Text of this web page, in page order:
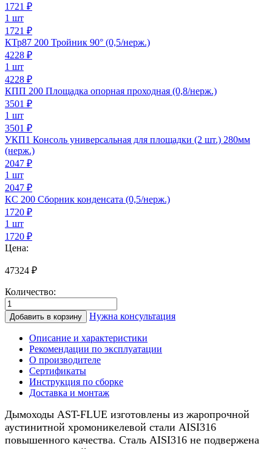
1721 ₽
1 шт
1721 ₽
КТр87 200 Тройник 90° (0,5/нерж.)
4228 ₽
1 шт
4228 ₽
КПП 200 Площадка опорная проходная (0,8/нерж.)
3501 ₽
1 шт
3501 ₽
УКП1 Консоль универсальная для площадки (2 шт.) 280мм
(нерж.)
2047 ₽
1 шт
2047 ₽
КС 200 Сборник конденсата (0,5/нерж.)
1720 ₽
1 шт
1720 ₽
Цена:
47324 ₽
Количество:
Количество
товара
Дымоход
газового
котла
нерж.,
200/250мм,
Добавить в корзину Нужна консультация
Описание и характеристики
Рекомендации по эксплуатации
О производителе
Сертификаты
Инструкция по сборке
Доставка и монтаж
Дымоходы AST-FLUE изготовлены из жаропрочной
аустинитной хромоникелевой стали AISI316
повышенного качества. Сталь AISI316 не подвержена